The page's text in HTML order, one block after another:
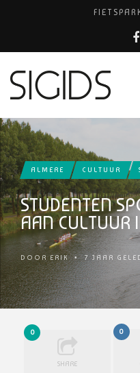
FIETS
USED
ALMERE CULTUUR
STUDENTEN
AAN CULTUUR
DOORERIK • 7 JAAR
0
SHARE
0